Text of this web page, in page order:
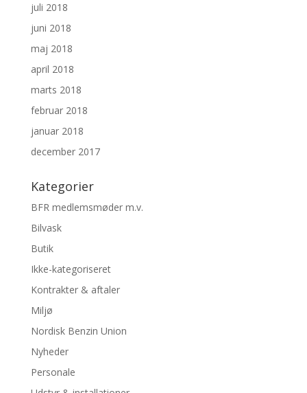
juli 2018
juni 2018
maj 2018
april 2018
marts 2018
februar 2018
januar 2018
december 2017
Kategorier
BFR medlemsmøder m.v.
Bilvask
Butik
Ikke-kategoriseret
Kontrakter & aftaler
Miljø
Nordisk Benzin Union
Nyheder
Personale